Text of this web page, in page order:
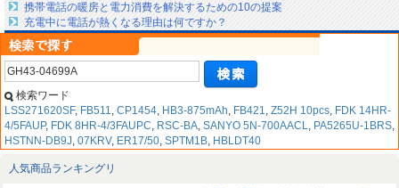
携帯電話の暖房と電力消費を解決するための10の提案
充電中に電話が熱くなる理由は何ですか？
検索ワード
LSS271620SF, FB511, CP1454, HB3-875mAh, FB421, Z52H 10pcs, FDK 14HR-
4/5FAUP, FDK 8HR-4/3FAUPC, RSC-BA, SANYO 5N-700AACL, PA5265U-1BRS,
HSTNN-DB9J, 07KRV, ER17/50, SPTM1B, HBLDT40
人気商品ランキングリ